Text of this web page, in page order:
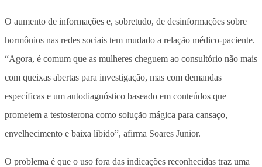
O aumento de informações e, sobretudo, de desinformações sobre
hormônios nas redes sociais tem mudado a relação médico-paciente.
“Agora, é comum que as mulheres cheguem ao consultório não mais
com queixas abertas para investigação, mas com demandas
específicas e um autodiagnóstico baseado em conteúdos que
prometem a testosterona como solução mágica para cansaço,
envelhecimento e baixa libido”, afirma Soares Junior.
O problema é que o uso fora das indicações reconhecidas traz uma